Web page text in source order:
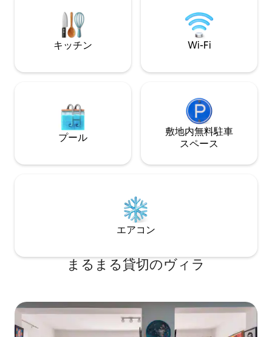
いただきます。
キッチン Wi-Fi
プール
敷地内無料駐⁠車
ス⁠ペ⁠ー⁠ス
エアコン
まるまる貸切のヴィラ